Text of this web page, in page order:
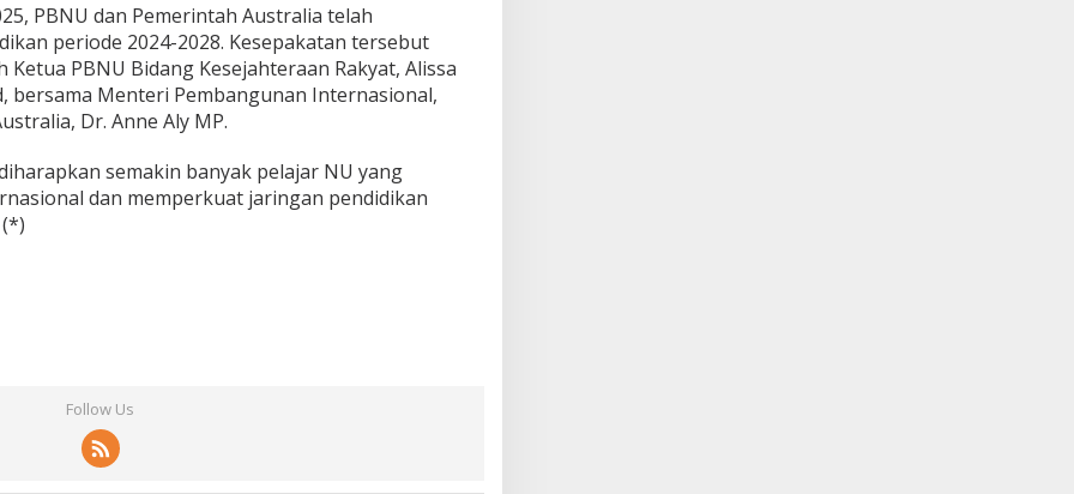
PBNU dan Pemerintah Australia telah
periode 2024-2028. Kesepakatan tersebut
PBNU Bidang Kesejahteraan Rakyat, Alissa
bersama Menteri Pembangunan Internasional,
Dr. Anne Aly MP.
semakin banyak pelajar NU yang
dan memperkuat jaringan pendidikan
Follow Us